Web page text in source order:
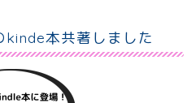
kinde本共著しました